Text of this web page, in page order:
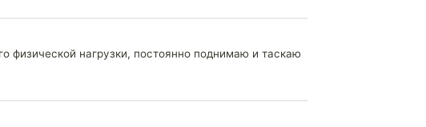
нагрузки, постоянно поднимаю и таскаю